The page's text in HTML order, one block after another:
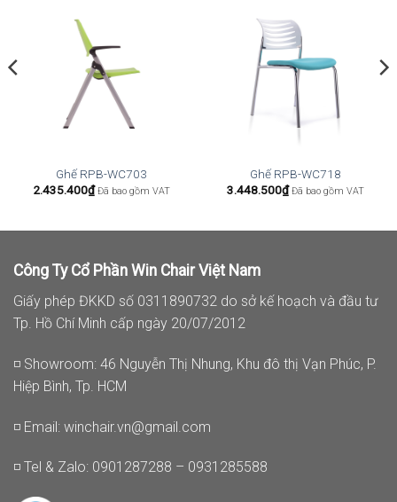
Ghế RPB-WC703
2.435.400₫ Đã bao gồm VAT
Ghế RPB-WC718
3.448.500₫ Đã bao gồm VAT
Công Ty Cổ Phần Win Chair Việt Nam
Giấy phép ĐKKD số 0311890732 do sở kế hoạch và đầu tư
Tp. Hồ Chí Minh cấp ngày 20/07/2012
◽ Showroom: 46 Nguyễn Thị Nhung, Khu đô thị Vạn Phúc, P.
Hiệp Bình, Tp. HCM
◽ Email: winchair.vn@gmail.com
◽ Tel & Zalo: 0901287288 – 0931285588